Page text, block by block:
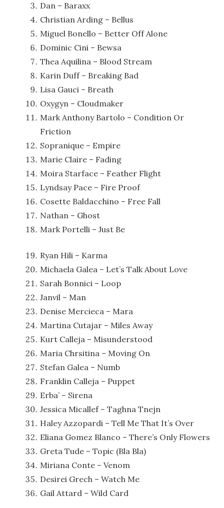
Dan – Baraxx
Christian Arding – Bellus
Miguel Bonello – Better Off Alone
Dominic Cini – Bewsa
Thea Aquilina – Blood Stream
Karin Duff – Breaking Bad
Lisa Gauci – Breath
Oxygyn – Cloudmaker
Mark Anthony Bartolo – Condition Or
Friction
Sopranique – Empire
Marie Claire – Fading
Moira Starface – Feather Flight
Lyndsay Pace – Fire Proof
Cosette Baldacchino – Free Fall
Nathan – Ghost
Mark Portelli – Just Be
Ryan Hili – Karma
Michaela Galea – Let’s Talk About Love
Sarah Bonnici – Loop
Janvil – Man
Denise Mercieca – Mara
Martina Cutajar – Miles Away
Kurt Calleja – Misunderstood
Maria Chrsitina – Moving On
Stefan Galea – Numb
Franklin Calleja – Puppet
Erba’ – Sirena
Jessica Micallef – Taghna Tnejn
Haley Azzopardi – Tell Me That It’s Over
Eliana Gomez Blanco – There’s Only Flowers
Greta Tude – Topic (Bla Bla)
Miriana Conte – Venom
Desirei Grech – Watch Me
Gail Attard – Wild Card